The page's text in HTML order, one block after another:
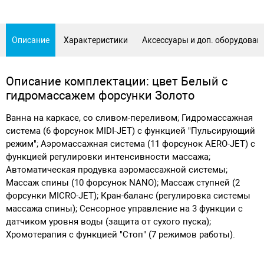
Описание Характеристики Аксессуары и доп.
Описание комплектации: цвет Белый с
гидромассажем форсунки Золото
Ванна на каркасе, со сливом-переливом; Гидромассажная
система (6 форсунок MIDI-JET) с функцией "Пульсирующий
режим"; Аэромассажная система (11 форсунок AERO-JET) с
функцией регулировки интенсивности массажа;
Автоматическая продувка аэромассажной системы;
Массаж спины (10 форсунок NANO); Массаж ступней (2
форсунки MICRO-JET); Кран-баланс (регулировка системы
массажа спины); Сенсорное управление на 3 функции с
датчиком уровня воды (защита от сухого пуска);
Хромотерапия с функцией "Стоп" (7 режимов работы).